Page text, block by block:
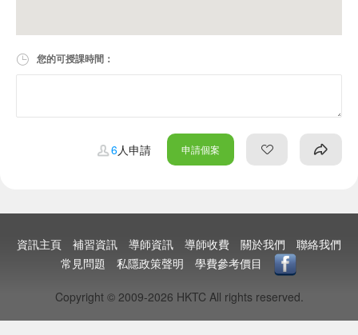
您的可授課時間：
6人申請 申請個案
資訊主頁 補習資訊 導師資訊 導師收費 關於我們
聯絡我們
常見問題
私隱政策聲明 學費參考價目
Copyright © 2009-2026 HKTC All rights reserved.